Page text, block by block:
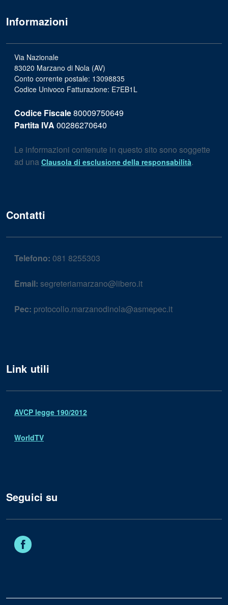
Informazioni
Via Nazionale
83020 Marzano di Nola (AV)
Conto corrente postale: 13098835
Codice Univoco Fatturazione: E7EB1L
Codice Fiscale80009750649
Partita IVA 00286270640
Le informazioni contenute in questo sito sono soggette
ad una Clausola di esclusione della responsabilità.
Contatti
Telefono: 081 8255303
Email: segreteriamarzano@libero.it
Pec: protocollo.marzanodinola@asmepec.it
Link utili
AVCP legge 190/2012
WorldTV
Seguici su